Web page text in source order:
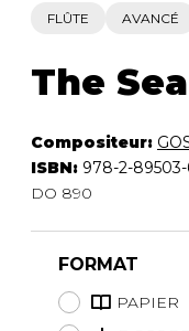
FLÛTE AVANCÉ
The
Compositeur:
ISBN: 978-2-89503-
DO 890
FORMAT
PAPIER